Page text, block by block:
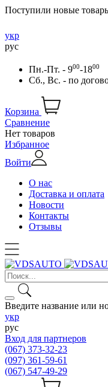
Поступили новые
укр
рус
Пн.-Пт. - 900-1800
Сб., Вс. - по
Корзина
Сравнение
Нет товаров
Избранное
Войти
О нас
Доставка и оплата
Новости
Контакты
Отзывы
Введите название или
укр
рус
Вход для партнеров
(067) 373-32-23
(097) 361-59-61
(067) 547-49-29